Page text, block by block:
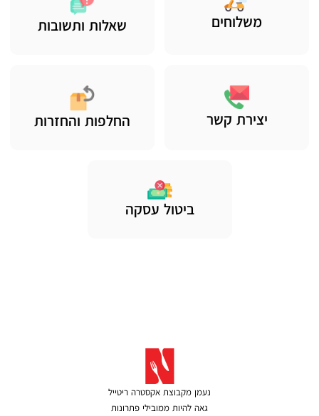
משלוחים שאלות ותשובות
יצירת קשר החלפות והחזרות
ביטול עסקה
נעמן מקבוצת אקסטרה ריטייל
גאה להיות ממובילי פתרונות